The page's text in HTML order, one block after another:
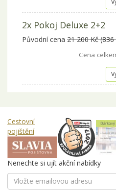
2x Pokoj Deluxe 2+2
Původní cena 21 200 Kč (836
Cena
Cestovní
pojištění
Nenechte si ujít akční nabídky